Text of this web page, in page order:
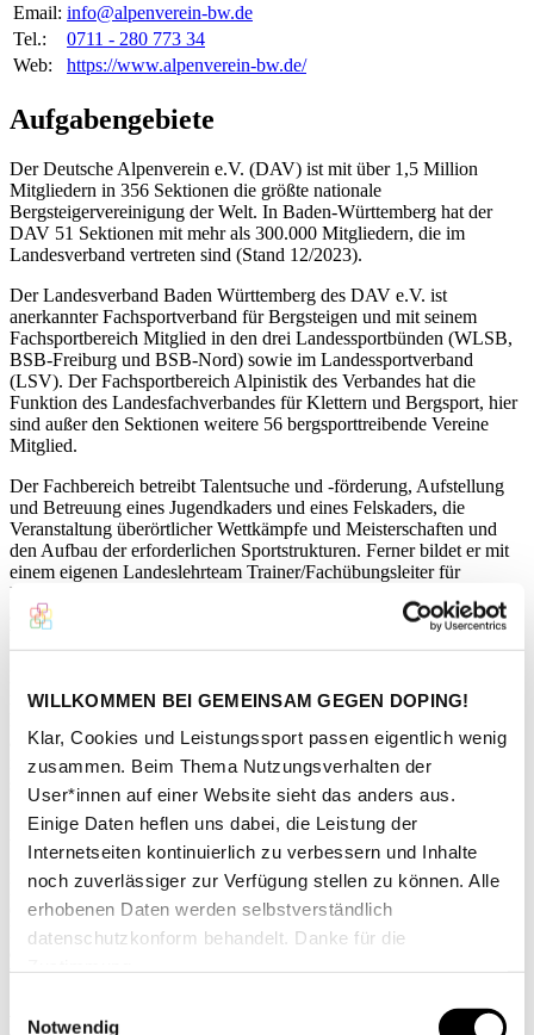
WILLKOMMEN BEI GEMEINSAM GEGEN DOPING!
Klar, Cookies und Leistungssport passen eigentlich wenig
zusammen. Beim Thema Nutzungsverhalten der
User*innen auf einer Website sieht das anders aus.
Einige Daten heflen uns dabei, die Leistung der
Internetseiten kontinuierlich zu verbessern und Inhalte
noch zuverlässiger zur Verfügung stellen zu können. Alle
erhobenen Daten werden selbstverständlich
datenschutzkonform behandelt. Danke für die
Notwendig
Email: info@alpenverein-bw.de
Tel.:
0711 - 280 773 34
Web:
https://www.alpenverein-bw.de/
Aufgabengebiete
Der Deutsche Alpenverein e.V. (DAV) ist mit über 1,5 Million
Mitgliedern in 356 Sektionen die größte nationale
Bergsteigervereinigung der Welt. In Baden-Württemberg hat der
DAV 51 Sektionen mit mehr als 300.000 Mitgliedern, die im
Landesverband vertreten sind (Stand 12/2023).
Der Landesverband Baden Württemberg des DAV e.V. ist
anerkannter Fachsportverband für Bergsteigen und mit seinem
Fachsportbereich Mitglied in den drei Landessportbünden (WLSB,
BSB-Freiburg und BSB-Nord) sowie im Landessportverband
(LSV). Der Fachsportbereich Alpinistik des Verbandes hat die
Funktion des Landesfachverbandes für Klettern und Bergsport, hier
sind außer den Sektionen weitere 56 bergsporttreibende Vereine
Mitglied.
Der Fachbereich betreibt Talentsuche und -förderung, Aufstellung
und Betreuung eines Jugendkaders und eines Felskaders, die
Veranstaltung überörtlicher Wettkämpfe und Meisterschaften und
den Aufbau der erforderlichen Sportstrukturen. Ferner bildet er mit
einem eigenen Landeslehrteam Trainer/Fachübungsleiter für
Klettersport, Lehrer für Klettern als Schulsport, Kletterbetreuer und
alpine Wanderleiter aus und führt für diese auch Fort- und
Weiterbildungsmaßnahmen durch.
naturverträglicher Bergsport. Die Betreuung und Sicherung der
auf der Schwäbischen Alb, die nachhaltige Entwicklung des
naturverträglichen Bergsports, insbesondere in den Mittelgebirgen
sind zentrale Anliegen des Verbandes.
Zu den weiteren Aufgaben des Landesverbands Baden
Württemberg des DAV gehören unter anderem das öffentliche
Landesebene, die Öffentlichkeitsarbeit und der Service der
Geschäftsstelle für DAV-Sektionen, Mitgliedsvereine und
Einzelmitglieder. Die sehr erfolgreiche Jugendarbeit wird in einer
Württemberg (JDAV) durchgeführt.
Kontaktperson